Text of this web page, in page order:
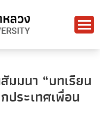
มมนา “บทเรียน
ประเทศเพื่อน